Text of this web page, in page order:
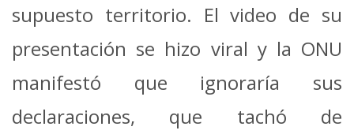
supuesto territorio. El video de su
presentación se hizo viral y la ONU
manifestó que ignoraría sus
declaraciones, que tachó de